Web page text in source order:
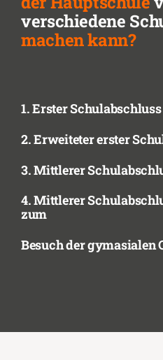
verschiedene
machen kann?
1. Erster Schulabschluss
2. Erweiteter erster
3. Mittlerer
4. Mittlerer
zum
Besuch der gymasialen